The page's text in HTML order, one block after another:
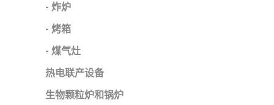
- 炸炉
- 烤箱
- 煤气灶
热电联产设备
生物颗粒炉和锅炉